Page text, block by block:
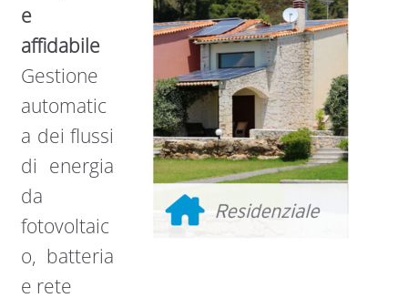
e
affidabile
Gestione
automatic
a dei flussi
di energia
da
fotovoltaic
o, batteria
e rete